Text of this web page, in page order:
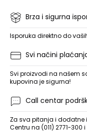
Brza i sigurna
Isporuka direktno do
Svi načini
Svi proizvodi na našem
kupovina je sigurna!
Call centar
Za sva pitanja i dodatne
Centru na (011) 2771-300